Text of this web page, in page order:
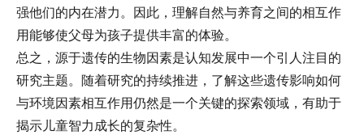
强他们的内在潜力。因此，理解自然与养育之间的相互作
用能够使父母为孩子提供丰富的体验。
总之，源于遗传的生物因素是认知发展中一个引人注目的
研究主题。随着研究的持续推进，了解这些遗传影响如何
与环境因素相互作用仍然是一个关键的探索领域，有助于
揭示儿童智力成长的复杂性。